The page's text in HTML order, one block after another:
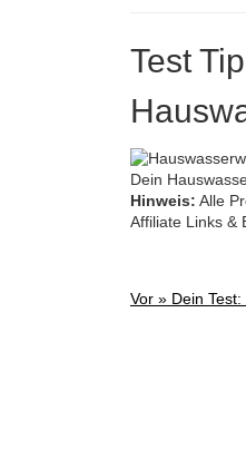
Test
Dein
Hinweis: Alle
Affiliate Links &
Post
Vor » Dein